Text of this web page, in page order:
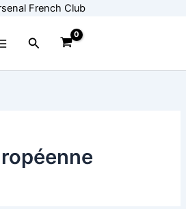
Rechercher